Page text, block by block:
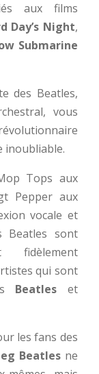
aux films
Day’s Night,
Submarine
des Beatles,
vous
inoubliable.
Tops aux
Pepper aux
vocale et
Beatles sont
fidèlement
qui sont
Beatles et
les fans des
Beatlesne